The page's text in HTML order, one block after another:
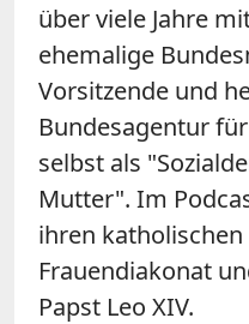
über viele Jahre
ehemalige
Vorsitzende und
Bundesagentur
selbst als
Mutter". Im
ihren katholischen
Frauendiakonat
Papst Leo XIV.